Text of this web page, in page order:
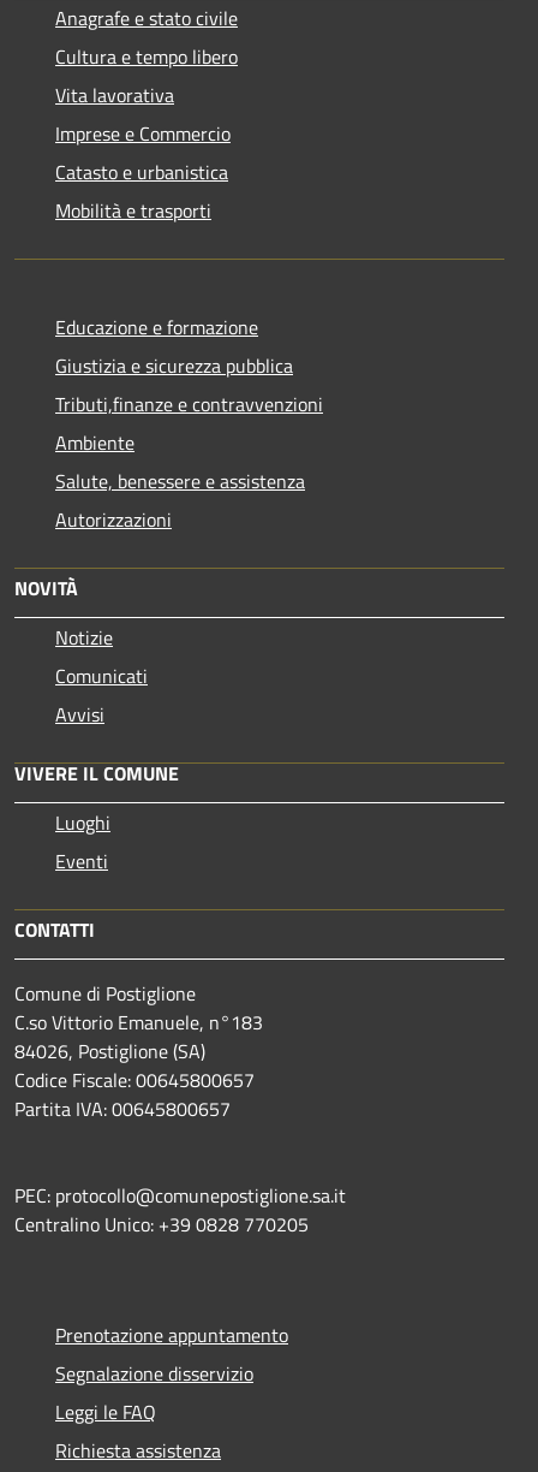
Anagrafe e stato civile
Cultura e tempo libero
Vita lavorativa
Imprese e Commercio
Catasto e urbanistica
Mobilità e trasporti
Educazione e formazione
Giustizia e sicurezza pubblica
Tributi,finanze e contravvenzioni
Ambiente
Salute, benessere e assistenza
Autorizzazioni
NOVITÀ
Notizie
Comunicati
Avvisi
VIVERE IL COMUNE
Luoghi
Eventi
CONTATTI
Comune di Postiglione
C.so Vittorio Emanuele, n°183
84026, Postiglione (SA)
Codice Fiscale: 00645800657
Partita IVA: 00645800657
PEC: protocollo@comunepostiglione.sa.it
Centralino Unico: +39 0828 770205
Prenotazione appuntamento
Segnalazione disservizio
Leggi le FAQ
Richiesta assistenza